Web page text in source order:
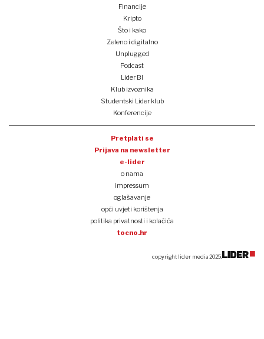
Financije
Kripto
Što i kako
Zeleno i digitalno
Unplugged
Podcast
Lider BI
Klub izvoznika
Studentski Lider klub
Konferencije
Pretplati se
Prijava na newsletter
e-lider
o nama
impressum
oglašavanje
opći uvjeti korištenja
politika privatnosti i kolačića
tocno.hr
copyright lider media 2025.